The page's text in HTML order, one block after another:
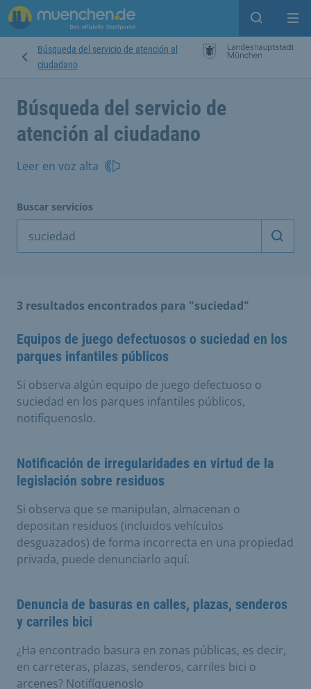
Open
Búsqueda del servicio de atención al
ciudadano
Búsqueda del servicio de
atención al ciudadano
Leer en voz alta
Buscar servicios
3 resultados encontrados para "suciedad"
Equipos de juego defectuosos o suciedad en los
parques infantiles públicos
Si observa algún equipo de juego defectuoso o
suciedad en los parques infantiles públicos,
notifíquenoslo.
Notificación de irregularidades en virtud de la
legislación sobre residuos
Si observa que se manipulan, almacenan o
depositan residuos (incluidos vehículos
desguazados) de forma incorrecta en una propiedad
privada, puede denunciarlo aquí.
Denuncia de basuras en calles, plazas, senderos
y carriles bici
¿Ha encontrado basura en zonas públicas, es decir,
en carreteras, plazas, senderos, carriles bici o
arcenes? Notifíquenoslo